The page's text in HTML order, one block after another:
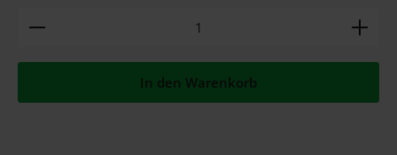
Produkt Anzahl: Gib den gewünschten Wert ein
In den Warenkorb